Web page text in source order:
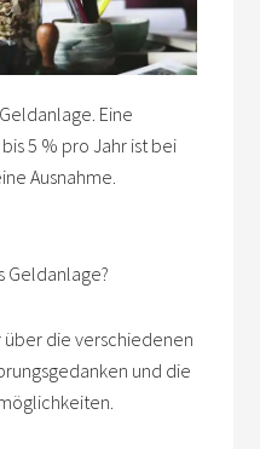
Eine
5 % pro Jahr ist bei
Ausnahme.
Geldanlage?
über die verschiedenen
und die